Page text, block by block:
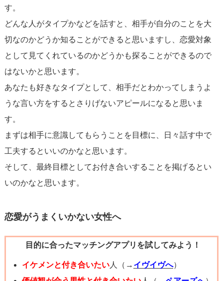
まず信頼関係から始まることが多いので、友達として彼と
の良好な関係を築くことも大事です。彼が困っているとき
には手を差し伸べたり、良いニュースには喜びを共にする
など、積極的なサポートを心掛けてください。
最後に、焦らず彼の気持ちを尊重する態度を忘れないでく
ださい。すぐに結果を求めずに、相手の気持ちがどう動く
かを見守ることも大事です。恋愛関係への発展は、タイミ
ングと自然さが重要ですから、あなたの気持ちを大切にし
つつ、彼の反応にも注意を払いましょう。
あなたの好きな人との関係が、素敵なものに発展すること
ね。
す。
どんな人がタイプかなどを話すと、相手が自分のことを大
切なのかどうか知ることができると思いますし、恋愛対象
として見てくれているのかどうかも探ることができるので
はないかと思います。
あなたも好きなタイプとして、相手だとわかってしまうよ
うな言い方をするとさりげないアピールになると思いま
す。
まずは相手に意識してもらうことを目標に、日々話す中で
工夫するといいのかなと思います。
そして、最終目標としてお付き合いすることを掲げるとい
いのかなと思います。
恋愛がうまくいかない女性へ
目的に合ったマッチングアプリを試してみよう！
イケメンと付き合いたい人（→ イヴイヴへ）